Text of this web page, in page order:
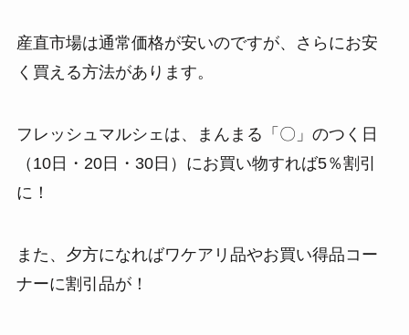
産直市場は通常価格が安いのですが、さらにお安
く買える方法があります。
フレッシュマルシェは、まんまる「〇」のつく日
（10日・20日・30日）にお買い物すれば5％割引
に！
また、夕方になればワケアリ品やお買い得品コー
ナーに割引品が！